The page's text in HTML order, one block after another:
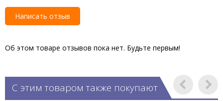
Написать отзыв
Об этом товаре отзывов пока нет. Будьте первым!
С этим товаром также покупают